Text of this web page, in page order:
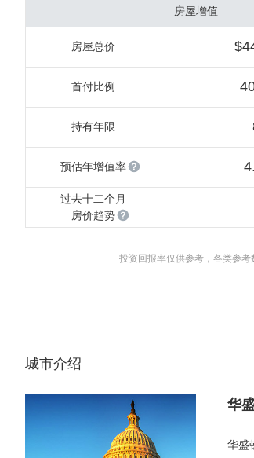
房屋增值
房屋总价
首付比例
持有年限
预估年增值率
过去十二个月
房价趋势
投资回报率仅供参考，各类参
城市介绍
华
华盛